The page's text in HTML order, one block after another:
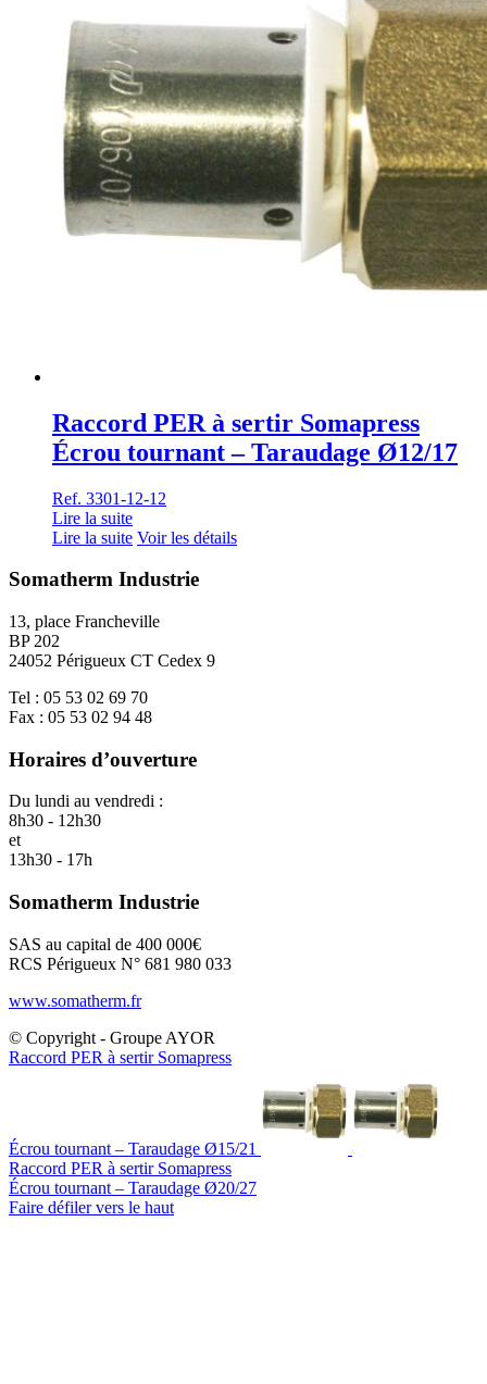
Raccord PER à sertir Somapress
Écrou tournant – Taraudage Ø12/17
Ref. 3301-12-12
Lire la suite
Lire la suite Voir les détails
Somatherm Industrie
13, place Francheville
BP 202
24052 Périgueux CT Cedex 9
Tel : 05 53 02 69 70
Fax : 05 53 02 94 48
Horaires d’ouverture
Du lundi au vendredi :
8h30 - 12h30
et
13h30 - 17h
Somatherm Industrie
SAS au capital de 400 000€
RCS Périgueux N° 681 980 033
www.somatherm.fr
© Copyright - Groupe AYOR
Raccord PER à sertir Somapress
Écrou tournant – Taraudage Ø15/21
Raccord PER à sertir Somapress
Écrou tournant – Taraudage Ø20/27
Faire défiler vers le haut